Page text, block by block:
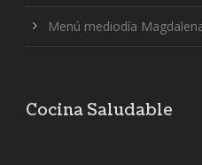
Menú mediodía
Cocina Saludable